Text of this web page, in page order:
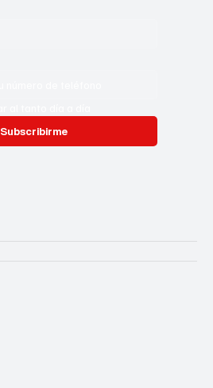
Subscribirme